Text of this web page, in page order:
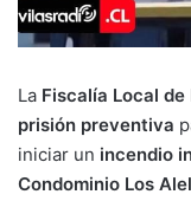
La Fiscalía Local de
prisión preventiva
iniciar un incendio
Condominio Los